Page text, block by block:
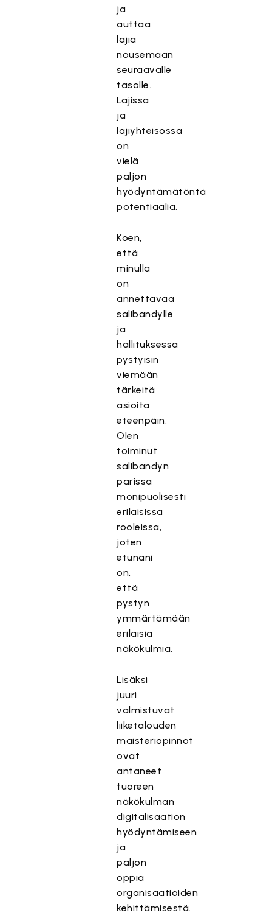
ja
auttaa
lajia
nousemaan
seuraavalle
tasolle.
Lajissa
ja
lajiyhteisössä
on
vielä
paljon
hyödyntämätöntä
potentiaalia.
Koen,
että
minulla
on
annettavaa
salibandylle
ja
hallituksessa
pystyisin
viemään
tärkeitä
asioita
eteenpäin.
Olen
toiminut
salibandyn
parissa
monipuolisesti
erilaisissa
rooleissa,
joten
etunani
on,
että
pystyn
ymmärtämään
erilaisia
näkökulmia.
Lisäksi
juuri
valmistuvat
liiketalouden
maisteriopinnot
ovat
antaneet
tuoreen
näkökulman
digitalisaation
hyödyntämiseen
ja
paljon
oppia
organisaatioiden
kehittämisestä.